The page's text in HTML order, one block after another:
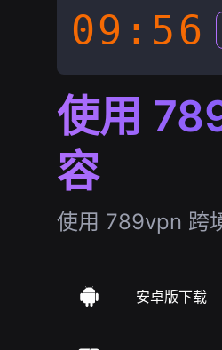
09:55
使用
容
使用 789vpn 跨
安卓版下载